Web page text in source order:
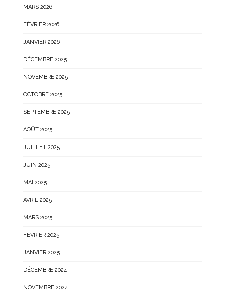
MARS 2026
FÉVRIER 2026
JANVIER 2026
DÉCEMBRE 2025
NOVEMBRE 2025
OCTOBRE 2025
SEPTEMBRE 2025
AOÛT 2025
JUILLET 2025
JUIN 2025
MAI 2025
AVRIL 2025
MARS 2025
FÉVRIER 2025
JANVIER 2025
DÉCEMBRE 2024
NOVEMBRE 2024